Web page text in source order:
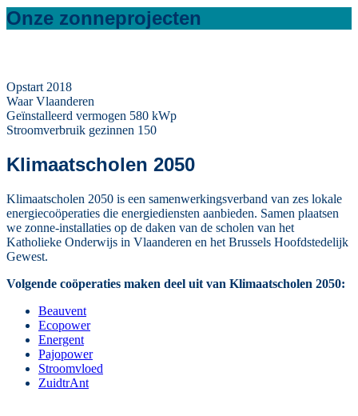
Onze zonneprojecten
Opstart 2018
WaarVlaanderen
Geïnstalleerd vermogen 580 kWp
Stroomverbruik gezinnen 150
Klimaatscholen 2050
Klimaatscholen 2050 is een samenwerkingsverband van zes lokale
energiecoöperaties die energiediensten aanbieden. Samen plaatsen
we zonne-installaties op de daken van de scholen van het
Katholieke Onderwijs in Vlaanderen en het Brussels Hoofdstedelijk
Gewest.
Volgende coöperaties maken deel uit van Klimaatscholen 2050:
Beauvent
Ecopower
Energent
Pajopower
Stroomvloed
ZuidtrAnt